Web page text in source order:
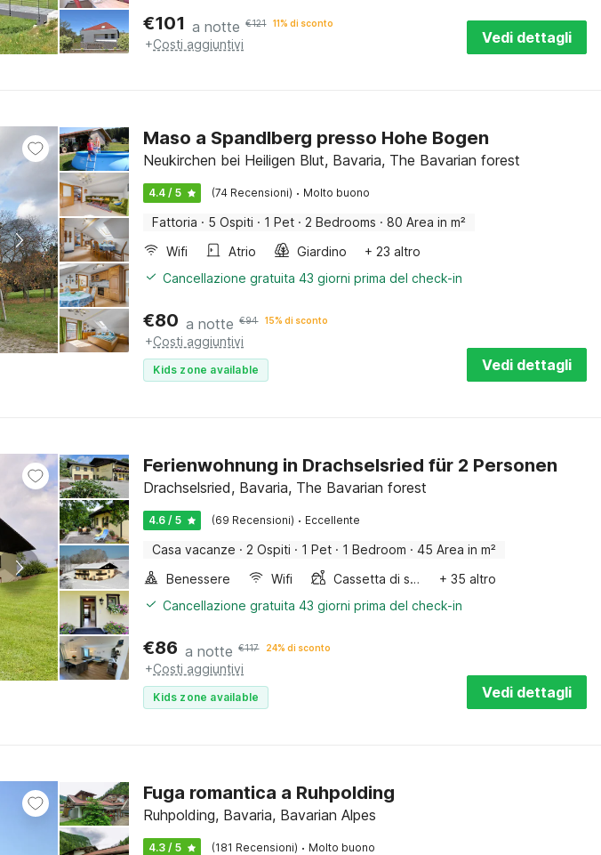
€101 a notte €121 11% di sconto
+Costi aggiuntivi Vedi dettagli
Maso a Spandlberg presso Hohe Bogen
Neukirchen bei Heiligen Blut, Bavaria, The Bavarian forest
4.4 / 5 (74 Recensioni) · Molto buono
Fattoria · 5 Ospiti · 1 Pet · 2 Bedrooms · 80 Area in m²
Wifi
Atrio Giardino
+ 23 altro
Cancellazione gratuita 43 giorni prima del check-in
€80 a notte €94 15% di sconto
+Costi aggiuntivi
Kids zone available Vedi dettagli
Ferienwohnung in Drachselsried für 2 Personen
Drachselsried, Bavaria, The Bavarian forest
4.6 / 5 (69 Recensioni) · Eccellente
Casa vacanze · 2 Ospiti · 1 Pet · 1 Bedroom · 45 Area in m²
Benessere
Wifi Cassetta di sabbia
+ 35 altro
Cancellazione gratuita 43 giorni prima del check-in
€86 a notte €117 24% di sconto
+Costi aggiuntivi
Kids zone available Vedi dettagli
Fuga romantica a Ruhpolding
Ruhpolding, Bavaria, Bavarian Alpes
4.3 / 5 (181 Recensioni) · Molto buono